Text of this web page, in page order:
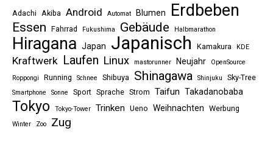
Adachi Akiba Android Automat Blumen Erdbeben
Essen Fahrrad Fukushima Gebäude Halbmarathon
Hiragana Japan Japanisch Kamakura KDE
Kraftwerk Laufen Linux mastorunner Neujahr
OpenSource
Roppongi
Running Schnee Shibuya Shinagawa Shinjuku Sky-Tree
Smartphone Sonne Sport Sprache Strom Taifun Takadanobaba
Tokyo Tokyo-Tower Trinken Ueno Weihnachten Werbung
Winter Zoo Zug